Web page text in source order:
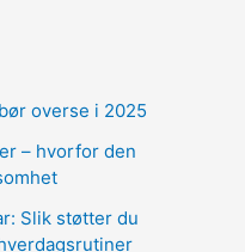
overse i 2025
– hvorfor den
Slik støtter du